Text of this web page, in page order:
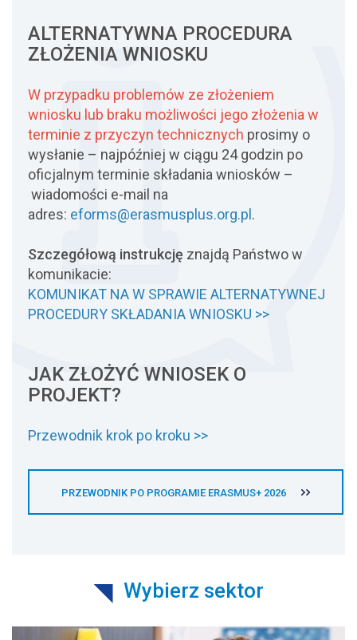
ALTERNATYWNA PROCEDURA
ZŁOŻENIA WNIOSKU
W przypadku problemów ze złożeniem
wniosku lub braku możliwości jego złożenia w
terminie z przyczyn technicznych prosimy o
wysłanie – najpóźniej w ciągu 24 godzin po
oficjalnym terminie składania wniosków –
wiadomości e-mail na
adres: eforms@erasmusplus.org.pl .
Szczegółową instrukcję znajdą Państwo w
komunikacie:
KOMUNIKAT NA W SPRAWIE ALTERNATYWNEJ
PROCEDURY SKŁADANIA WNIOSKU >>
JAK ZŁOŻYĆ WNIOSEK O
PROJEKT?
Przewodnik krok po kroku >>
PRZEWODNIK PO PROGRAMIE ERASMUS+ 2026
Wybierz sektor